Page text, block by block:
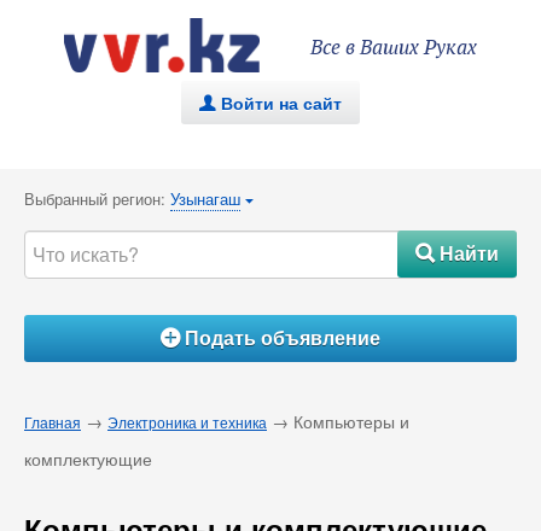
Все в Ваших Руках
. Войти на сайт
Выбранный регион: Узынагаш {
#Найти
ÁПодать объявление
Главная → Электроника и техника → Компьютеры и
комплектующие